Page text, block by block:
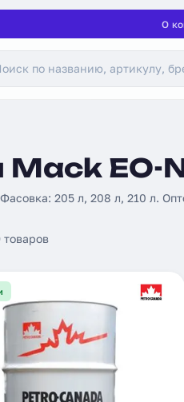
О
EO-
205 л, 208 л, 210 л.
товаров